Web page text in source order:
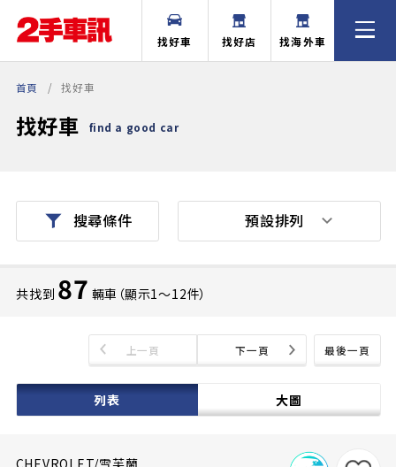
找好車 找好店 找海外車
首頁 找好車
找好車 find a good car
搜尋條件
共找到 87 輛車（顯示1〜12件）
最後一頁
上一頁 下一頁
列表 大圖
預設排列
CHEVROLET/雪芙蘭